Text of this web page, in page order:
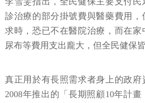
診治療的部分掛號費與醫藥費用，
求時，恐已不在醫院治療，而在家
尿布等費用支出龐大，但全民健保皆
真正用於有長照需求者身上的政府
2008年推出的「長期照顧10年計